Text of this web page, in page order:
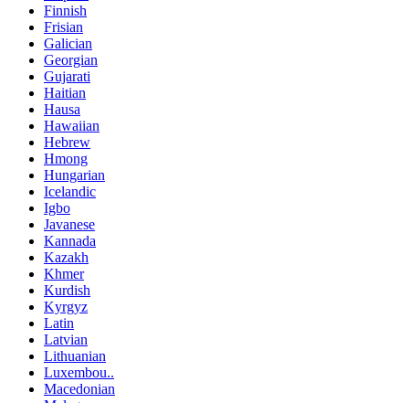
Finnish
Frisian
Galician
Georgian
Gujarati
Haitian
Hausa
Hawaiian
Hebrew
Hmong
Hungarian
Icelandic
Igbo
Javanese
Kannada
Kazakh
Khmer
Kurdish
Kyrgyz
Latin
Latvian
Lithuanian
Luxembou..
Macedonian